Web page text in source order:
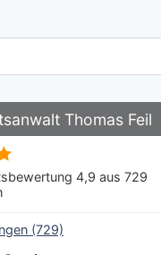
Thomas Feil
4,9 aus 729
(729)